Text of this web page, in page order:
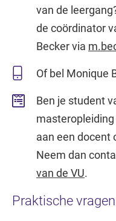
van de
de coördinator
Becker via
Of bel Monique
Ben je student
masteropleiding
aan een docent
Neem dan
van de VU.
Praktische vragen